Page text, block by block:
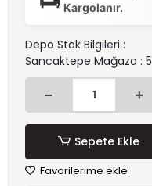
Kargolanır.
Depo Stok Bilgileri :
Sancaktepe Mağaza : 5
Sepete Ekle
Favorilerime ekle